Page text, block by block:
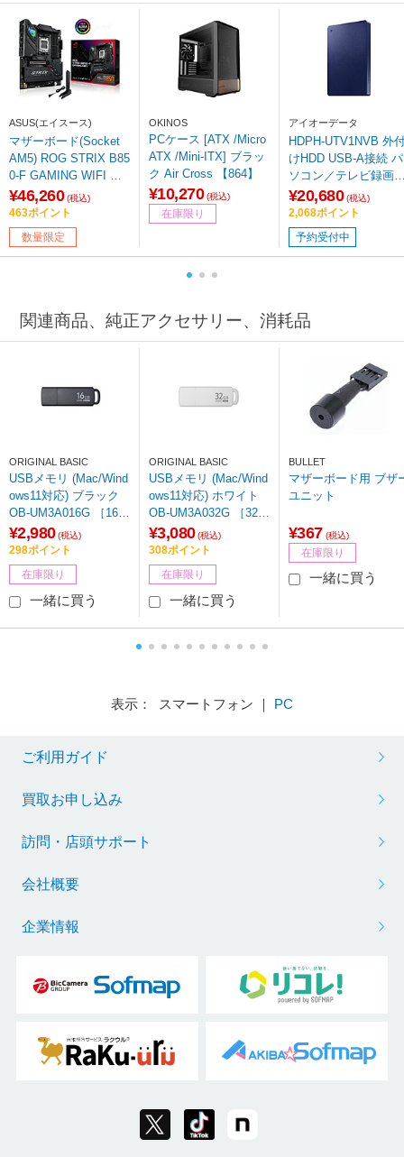
ASUS(エイスース)
マザーボード(Socket
AM5) ROG STRIX B85
0-F GAMING WIFI ［A
TX］ 【sof001】
¥46,260 (税込)
463ポイント
数量限定
OKINOS
PCケース [ATX /Micro
ATX /Mini-ITX] ブラッ
ク Air Cross 【864】
¥10,270 (税込)
在庫限り
アイオーデータ
HDPH-UTV1NVB 外
けHDD USB-A接続 パ
ソコン／テレビ録画
対応モデル「カクう
Lite」(Chrome/Mac/
ndows11対応) ネイビ
ー ［1TB /ポータブル
型］
¥20,680 (税込)
2,068ポイント
予約受付中
関連商品、純正アクセサリー、消耗品
ORIGINAL BASIC
USBメモリ (Mac/Wind
ows11対応) ブラック
OB-UM3A016G ［16G
B /USB TypeA /USB3.
2 /キャップ式］
¥2,980 (税込)
298ポイント
在庫限り
一緒に買う
ORIGINAL BASIC
USBメモリ (Mac/Wind
ows11対応) ホワイト
OB-UM3A032G ［32G
B /USB TypeA /USB3.
2 /キャップ式］ 【86
4】
¥3,080 (税込)
308ポイント
在庫限り
一緒に買う
BULLET
マザーボード用 ブザ
ユニット
¥367 (税込)
在庫限り
一緒に買う
表示： スマートフォン ｜ PC
ご利用ガイド
買取お申し込み
訪問・店頭サポート
会社概要
企業情報